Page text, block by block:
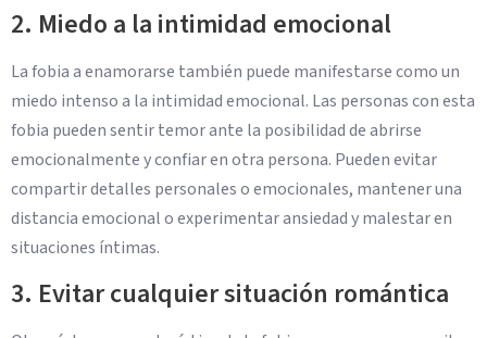
2. Miedo a la intimidad emocional
La fobia a enamorarse también puede manifestarse como un
miedo intenso a la intimidad emocional. Las personas con esta
fobia pueden sentir temor ante la posibilidad de abrirse
emocionalmente y confiar en otra persona. Pueden evitar
compartir detalles personales o emocionales, mantener una
distancia emocional o experimentar ansiedad y malestar en
situaciones íntimas.
3. Evitar cualquier situación romántica